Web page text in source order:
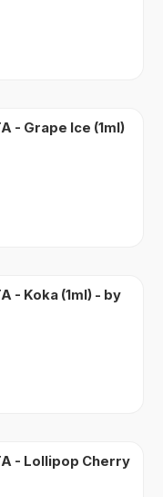
- Grape Ice (1ml)
- Koka (1ml) - by
- Lollipop Cherry